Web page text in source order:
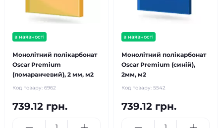
в наявності
Монолітний полікарбонат
Oscar Premium
(помаранчевий), 2 мм, м2
Код товару: 6962
739.12 грн.
в наявності
Монолітний полікарбонат
Oscar Premium (синій),
2мм, м2
Код товару: 5542
739.12 грн.